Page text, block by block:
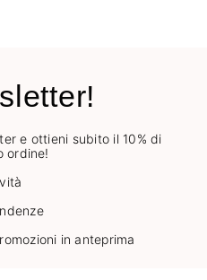
e ottieni subito il 10% di
ordine!
in anteprima